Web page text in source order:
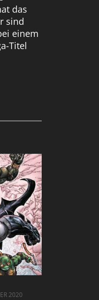
das
sind
einem
Titel
2020